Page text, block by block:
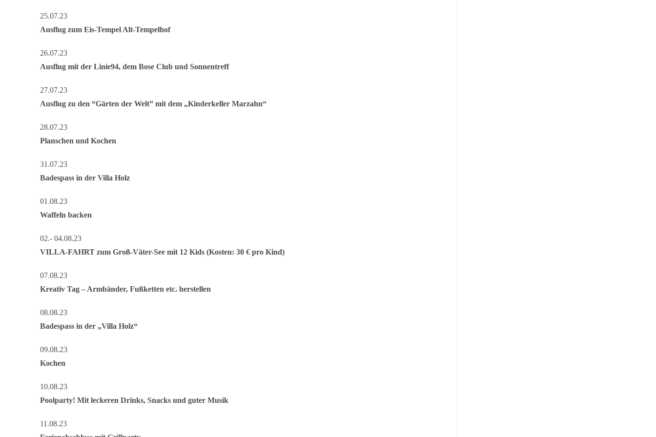
25.07.23
Ausflug zum Eis-Tempel Alt-Tempelhof
26.07.23
Ausflug mit der Linie94, dem Bose Club und Sonnentreff
27.07.23
Ausflug zu den “Gärten der Welt” mit dem „Kinderkeller Marzahn“
28.07.23
Planschen und Kochen
31.07.23
Badespass in der Villa Holz
01.08.23
Waffeln backen
02.- 04.08.23
VILLA-FAHRT zum Groß-Väter-See mit 12 Kids (Kosten: 30 € pro Kind)
07.08.23
Kreativ Tag – Armbänder, Fußketten etc. herstellen
08.08.23
Badespass in der „Villa Holz“
09.08.23
Kochen
10.08.23
Poolparty! Mit leckeren Drinks, Snacks und guter Musik
11.08.23